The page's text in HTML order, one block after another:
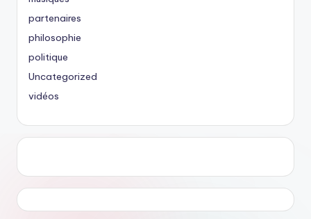
partenaires
philosophie
politique
Uncategorized
vidéos